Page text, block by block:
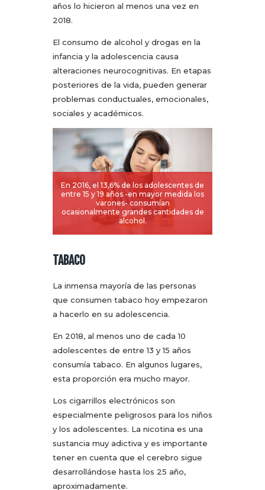
años lo hicieron al menos una vez en
2018.
El consumo de alcohol y drogas en la
infancia y la adolescencia causa
alteraciones neurocognitivas. En etapas
posteriores de la vida, pueden generar
problemas conductuales, emocionales,
sociales y académicos.
En 2016, el 13,6% de los adolescentes de
entre 15 y 19 años -en mayor medida los
varones- consumían
ocasionalmente grandes cantidades de
alcohol.
TABACO
La inmensa mayoría de las personas
que consumen tabaco hoy empezaron
a hacerlo en su adolescencia.
En 2018, al menos uno de cada 10
adolescentes de entre 13 y 15 años
consumía tabaco. En algunos lugares,
esta proporción era mucho mayor.
Los cigarrillos electrónicos son
especialmente peligrosos para los niños
y los adolescentes. La nicotina es una
sustancia muy adictiva y es importante
tener en cuenta que el cerebro sigue
desarrollándose hasta los 25 año,
aproximadamente.